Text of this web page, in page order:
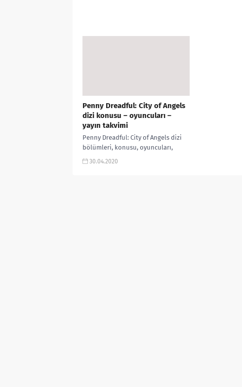
Penny Dreadful: City of Angels
dizi konusu – oyuncuları –
yayın takvimi
Penny Dreadful: City of Angels dizi
bölümleri, konusu, oyuncuları,
bölüm takvimleri, fragmanı,
30.04.2020